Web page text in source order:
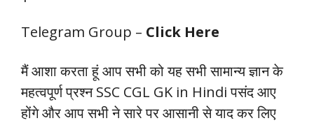
Telegram Group – Click Here
मैं आशा करता हूं आप सभी को यह सभी सामान्य ज्ञान के
महत्वपूर्ण प्रश्न SSC CGL GK in Hindi पसंद आए
होंगे और आप सभी ने सारे पर आसानी से याद कर लिए